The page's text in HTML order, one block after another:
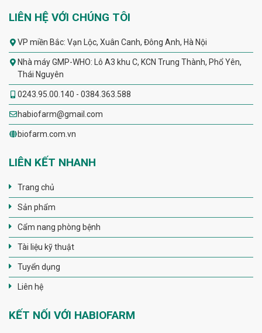
LIÊN HỆ VỚI CHÚNG TÔI
VP miền Bắc: Vạn Lộc, Xuân Canh, Đông Anh, Hà Nội
Nhà máy GMP-WHO: Lô A3 khu C, KCN Trung Thành, Phổ Yên,
Thái Nguyên
0243.95.00.140 - 0384.363.588
habiofarm@gmail.com
biofarm.com.vn
LIÊN KẾT NHANH
Trang chủ
Sản phẩm
Cẩm nang phòng bệnh
Tài liệu kỹ thuật
Tuyển dụng
Liên hệ
KẾT NỐI VỚI HABIOFARM